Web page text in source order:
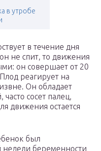
в утробе
в течение дня
не спит, то движения
он совершает от 20
реагирует на
Он обладает
сосет палец,
движения остается
был
беременности